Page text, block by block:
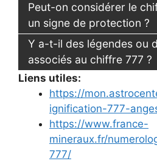
Peut-on considérer le
un signe de protection ?
Y a-t-il des légendes ou
associés au chiffre 777 ?
Liens utiles:
https://
ignification-777-
https://www.france-
mineraux.fr/
777/